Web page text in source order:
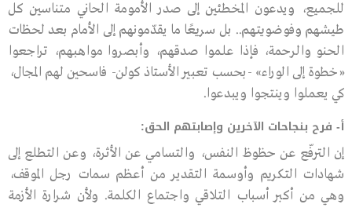
للجميع، ويدعون المخطئين إلى صدر الأمومة الحاني متناسين كل
طيشهم وفوضويتهم.. بل سريعًا ما يقدّمونهم إلى الأمام بعد لحظات
الحنو والرحمة، فإذا علموا صدقهم، وأبصروا مواهبهم، تراجعوا
«خطوة إلى الوراء» -بحسب تعبير الأستاذ كولن- فاسحين لهم المجال،
كي يعملوا وينتجوا ويبدعوا.
أ- فرح بنجاحات الآخرين وإصابتهم الحق:
إن الترفّع عن حظوظ النفس، والتسامي عن الأثرة، وعن التطلع إلى
شهادات التكريم وأوسمة التقدير من أعظم سمات رجل الموقف،
وهي من أكبر أسباب التلاقي واجتماع الكلمة. ولأن شرارة الأزمة